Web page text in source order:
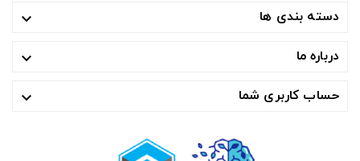
دسته بندی ها 
درباره ما 
حساب کاربری شما 